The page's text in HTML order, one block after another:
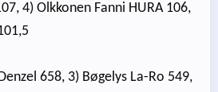
4) Olkkonen Fanni HURA 106,
658, 3) Bøgelys La-Ro 549,